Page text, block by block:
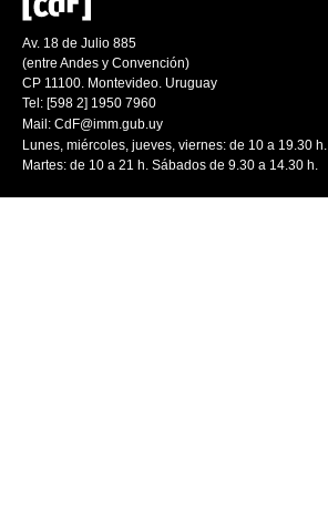
Av. 18 de Julio 885
(entre Andes y Convención)
CP 11100. Montevideo. Uruguay
Tel: [598 2] 1950 7960
Mail: CdF@imm.gub.uy
Lunes, miércoles, jueves, viernes: de 10 a 19.30 h.
Martes: de 10 a 21 h. Sábados de 9.30 a 14.30 h.